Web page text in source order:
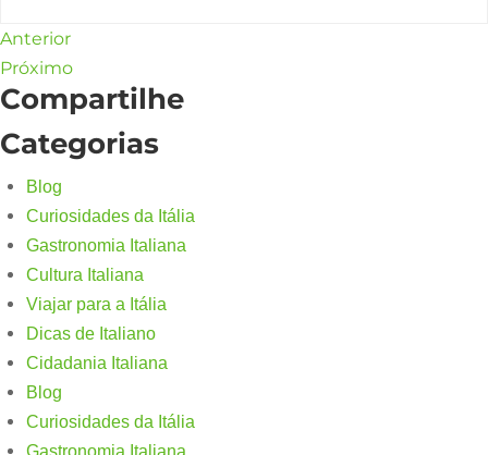
Anterior
Próximo
Compartilhe
Categorias
Blog
Curiosidades da Itália
Gastronomia Italiana
Cultura Italiana
Viajar para a Itália
Dicas de Italiano
Cidadania Italiana
Blog
Curiosidades da Itália
Gastronomia Italiana